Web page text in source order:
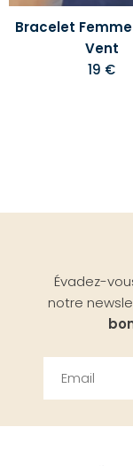
Bracelet
Vent
19 €
Évadez-
notre